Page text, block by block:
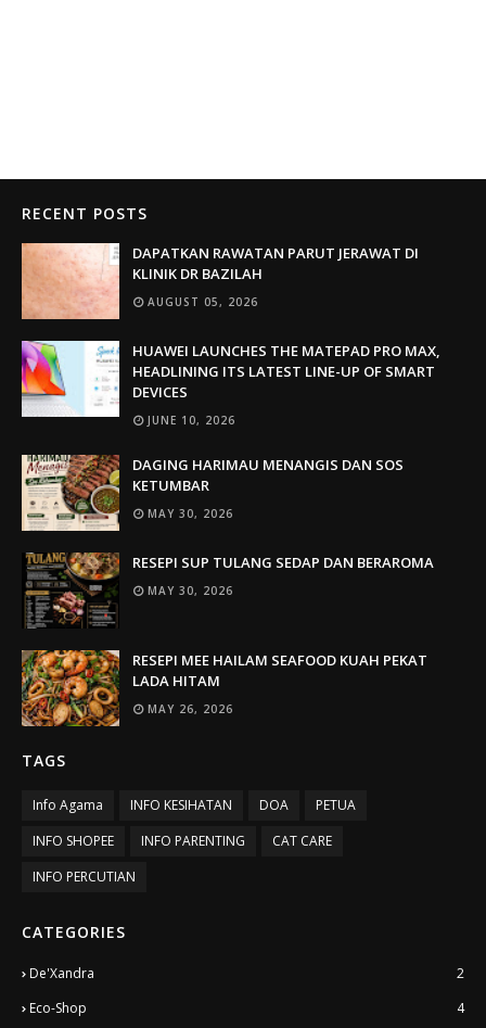
RECENT POSTS
DAPATKAN RAWATAN PARUT JERAWAT DI
KLINIK DR BAZILAH
AUGUST 05, 2026
HUAWEI LAUNCHES THE MATEPAD PRO MAX,
HEADLINING ITS LATEST LINE-UP OF SMART
DEVICES
JUNE 10, 2026
DAGING HARIMAU MENANGIS DAN SOS
KETUMBAR
MAY 30, 2026
RESEPI SUP TULANG SEDAP DAN BERAROMA
MAY 30, 2026
RESEPI MEE HAILAM SEAFOOD KUAH PEKAT
LADA HITAM
MAY 26, 2026
TAGS
Info Agama INFO KESIHATAN DOA
PETUA
INFO SHOPEE
INFO PARENTING
CAT CARE
INFO PERCUTIAN
CATEGORIES
De'Xandra
2
Eco-Shop
4